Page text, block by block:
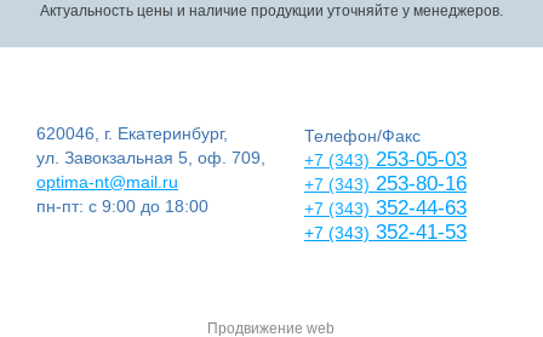
Актуальность цены и наличие продукции уточняйте у менеджеров.
620046, г. Екатеринбург,
ул. Завокзальная 5, оф. 709,
optima-nt@mail.ru
пн-пт: с 9:00 до 18:00
Телефон/Факс
+7 (343) 253-05-03
+7 (343) 253-80-16
+7 (343) 352-44-63
+7 (343) 352-41-53
Продвижение web